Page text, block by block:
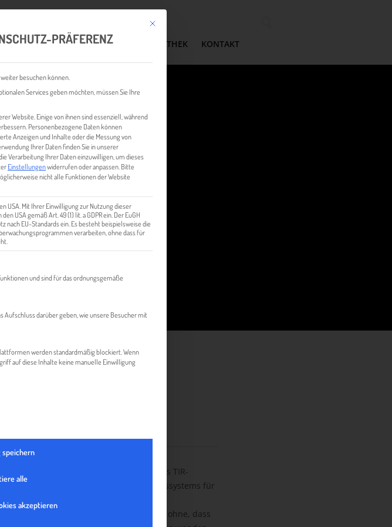
EVENTS & NEWS INHALT MEDIATHEK KONTAKT
TIR
welches das administrative Rückgrat des TIR-
eines internationalen Bürgschaftssystems für
darstellt.
Warentransport mit Straßenfahrzeugen, ohne, dass
Mit diesem Button wird der Dialog geschlossen. Seine Funktionalität ist identisch mit der
PRÄFERENZ
besuchen können.
Services geben möchten, müssen Sie Ihre
Website. Einige von ihnen sind essenziell, während
Personenbezogene Daten können
Anzeigen und Inhalte oder die Messung von
Ihrer Daten finden Sie in unserer
Verarbeitung Ihrer Daten einzuwilligen, um dieses
Einstellungenwiderrufen oder anpassen. Bitte
nicht alle Funktionen der Website
USA. Mit Ihrer Einwilligung zur Nutzung dieser
USA gemäß Art. 49 (1) lit. a GDPR ein. Der EuGH
nach EU-Standards ein. Es besteht beispielsweise die
verarbeiten, ohne dass für
eine Einwilligung erteilt werden kann. Die erste Service-Gruppe ist essenziell und kann nicht abgewählt
und sind für das ordnungsgemäße
darüber geben, wie unsere Besucher mit
werden standardmäßig blockiert. Wenn
auf diese Inhalte keine manuelle Einwilligung
speichern
alle
akzeptieren